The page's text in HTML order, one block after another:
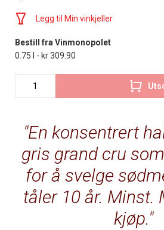
En konsentrert
gris grand cru
for å svelge
tåler 10 år. Minst.
kjøp.
Legg til Min vinkjeller
Bestill fra Vinmonopolet
0.75 l - kr 309.90